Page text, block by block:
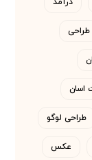
طراحی
اسان
طراحی لوگو
عکس